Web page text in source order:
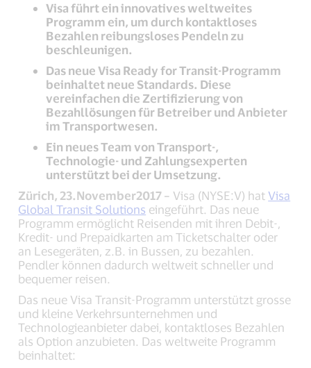
Visa führt ein innovatives weltweites
Programm ein, um durch kontaktloses
Bezahlen reibungsloses Pendeln zu
beschleunigen.
Das neue Visa Ready for Transit-Programm
beinhaltet neue Standards. Diese
vereinfachen die Zertifizierung von
Bezahllösungen für Betreiber und Anbieter
im Transportwesen.
Ein neues Team von Transport-,
Technologie- und Zahlungsexperten
unterstützt bei der Umsetzung.
Zürich, 23.November2017 – Visa (NYSE:V) hatVisa
Global Transit Solutions eingeführt. Das neue
Programm ermöglicht Reisenden mit ihren Debit-,
Kredit- und Prepaidkarten am Ticketschalter oder
an Lesegeräten, z.B. in Bussen, zu bezahlen.
Pendler können dadurch weltweit schneller und
bequemer reisen.
Das neue Visa Transit-Programm unterstützt grosse
und kleine Verkehrsunternehmen und
Technologieanbieter dabei, kontaktloses Bezahlen
als Option anzubieten. Das weltweite Programm
beinhaltet: